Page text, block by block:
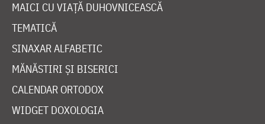
MAICI CU VIAȚĂ DUHOVNICEASCĂ
TEMATICĂ
SINAXAR ALFABETIC
MĂNĂSTIRI ȘI BISERICI
CALENDAR ORTODOX
WIDGET DOXOLOGIA